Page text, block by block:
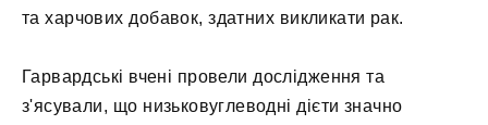
та харчових добавок, здатних викликати рак.
Гарвардські вчені провели дослідження та
з'ясували, що низьковуглеводні дієти значно